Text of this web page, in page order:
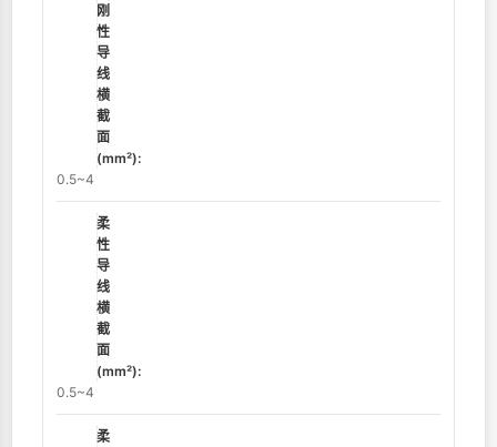
刚
性
导
线
横
截
面
(mm²):
0.5~4
柔
性
导
线
横
截
面
(mm²):
0.5~4
柔